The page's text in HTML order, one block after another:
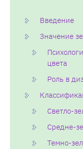
Введение
Значение
цвета
Роль в
Светло-
Средне-
Темно-